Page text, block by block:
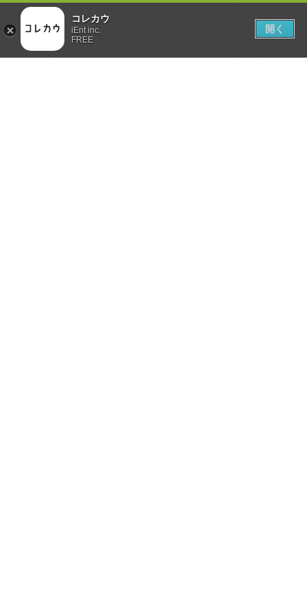
コレカウ
iEnt inc.
FREE
開く